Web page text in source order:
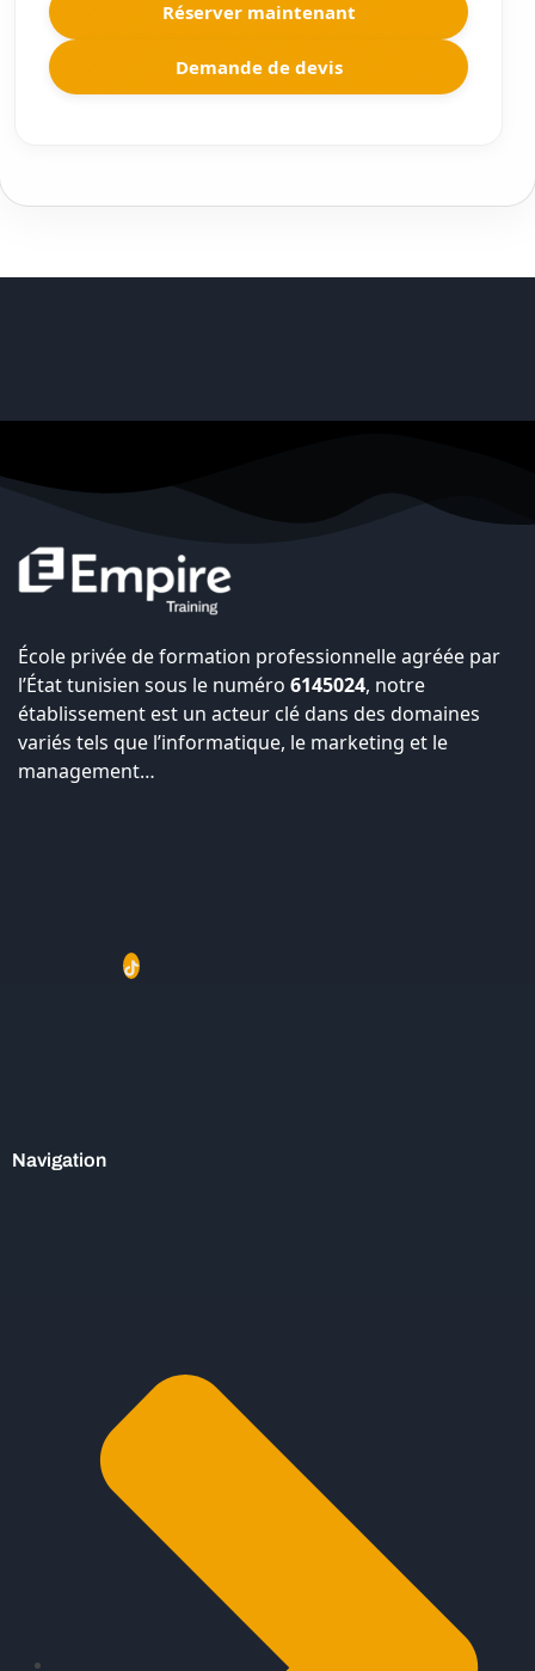
Réserver maintenant
Demande de devis
École privée de formation professionnelle agréée par
l’État tunisien sous le numéro 6145024, notre
établissement est un acteur clé dans des domaines
variés tels que l’informatique, le marketing et le
management…
Navigation